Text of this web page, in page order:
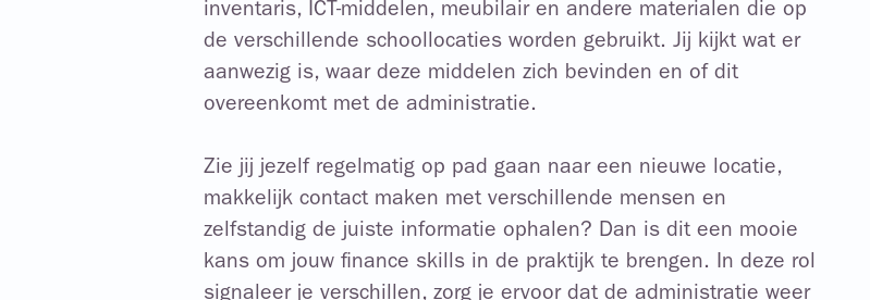
inventaris, ICT-middelen, meubilair en andere materialen die op
de verschillende schoollocaties worden gebruikt. Jij kijkt wat er
aanwezig is, waar deze middelen zich bevinden en of dit
overeenkomt met de administratie.
Zie jij jezelf regelmatig op pad gaan naar een nieuwe locatie,
makkelijk contact maken met verschillende mensen en
zelfstandig de juiste informatie ophalen? Dan is dit een mooie
kans om jouw finance skills in de praktijk te brengen. In deze rol
signaleer je verschillen, zorg je ervoor dat de administratie weer